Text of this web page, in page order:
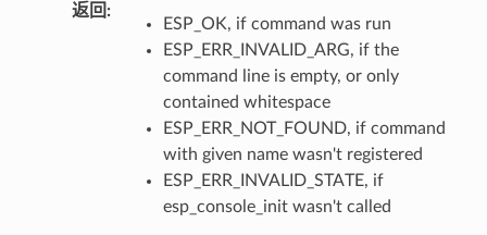
返回 :
ESP_OK, if command was run
ESP_ERR_INVALID_ARG, if the
command line is empty, or only
contained whitespace
ESP_ERR_NOT_FOUND, if command
with given name wasn't registered
ESP_ERR_INVALID_STATE, if
esp_console_init wasn't called